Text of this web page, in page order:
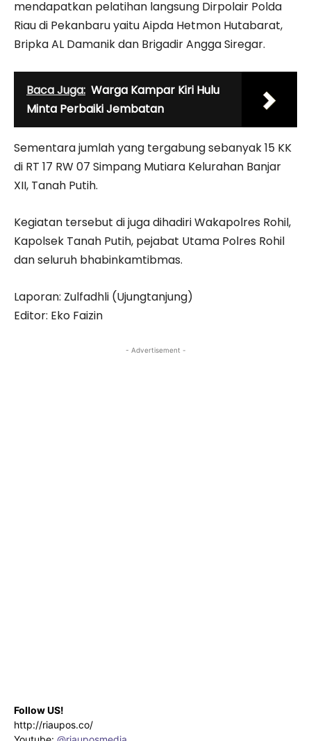
mendapatkan pelatihan langsung Dirpolair Polda
Riau di Pekanbaru yaitu Aipda Hetmon Hutabarat,
Bripka AL Damanik dan Brigadir Angga Siregar.
Baca Juga: Warga Kampar Kiri Hulu
Minta Perbaiki Jembatan
Sementara jumlah yang tergabung sebanyak 15 KK
di RT 17 RW 07 Simpang Mutiara Kelurahan Banjar
XII, Tanah Putih.
Kegiatan tersebut di juga dihadiri Wakapolres Rohil,
Kapolsek Tanah Putih, pejabat Utama Polres Rohil
dan seluruh bhabinkamtibmas.
Laporan: Zulfadhli (Ujungtanjung)
Editor: Eko Faizin
- Advertisement -
Follow US!
http://riaupos.co/